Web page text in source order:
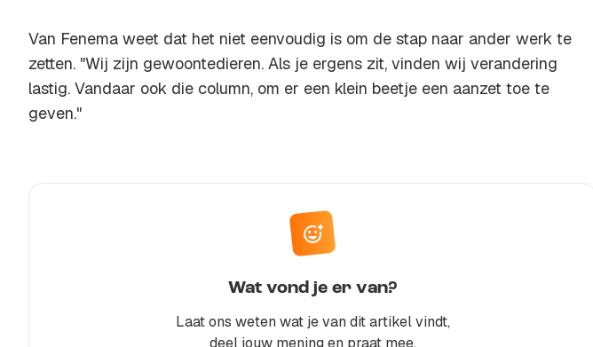
Van Fenema weet dat het niet eenvoudig is om de stap naar ander werk te
zetten. "Wij zijn gewoontedieren. Als je ergens zit, vinden wij verandering
lastig. Vandaar ook die column, om er een klein beetje een aanzet toe te
geven."
Wat vond je er van?
Laat ons weten wat je van dit artikel vindt,
deel jouw mening en praat mee.